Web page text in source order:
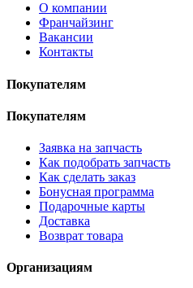
О компании
Франчайзинг
Вакансии
Контакты
Покупателям
Покупателям
Заявка на запчасть
Как подобрать запчасть
Как сделать заказ
Бонусная программа
Подарочные карты
Доставка
Возврат товара
Организациям